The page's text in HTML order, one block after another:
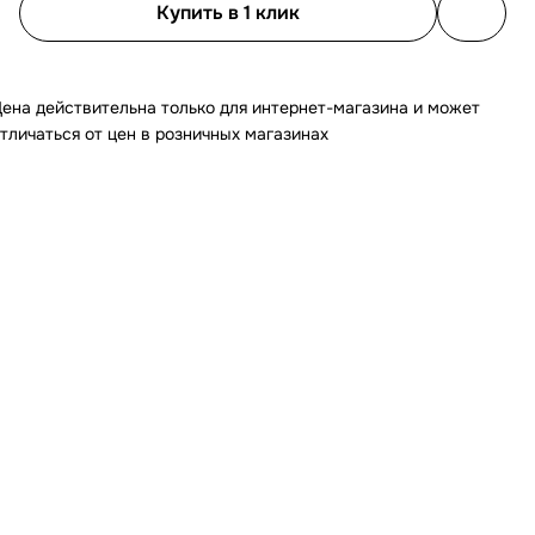
Купить в 1 клик
действительна только для интернет-магазина и может
от цен в розничных магазинах